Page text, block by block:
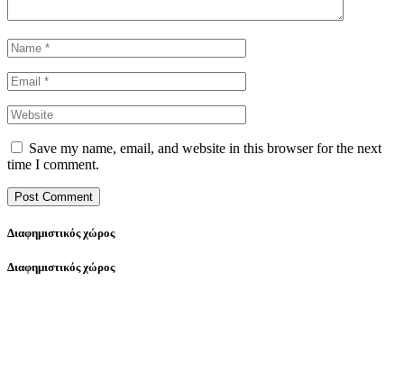
Save my name, email, and website in this browser for the next
time I comment.
Διαφημιστικός χώρος
Διαφημιστικός χώρος